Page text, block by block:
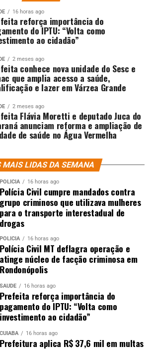
16 horas ago
reforça importância do
do IPTU: “Volta como
ao cidadão”
2 meses ago
conhece nova unidade do Sesc e
que amplia acesso a saúde,
e lazer em Várzea Grande
2 meses ago
Flávia Moretti e deputado Juca do
anunciam reforma e ampliação de
de saúde no Água Vermelha
MAIS LIDAS DA SEMANA
POLÍCIA 16 horas ago
Polícia Civil cumpre mandados contra
grupo criminoso que utilizava mulheres
para o transporte interestadual de
drogas
POLÍCIA 16 horas ago
Polícia Civil MT deflagra operação e
atinge núcleo de facção criminosa em
Rondonópolis
SAÚDE 16 horas ago
Prefeita reforça importância do
pagamento do IPTU: “Volta como
investimento ao cidadão”
CUIABÁ 16 horas ago
Prefeitura aplica R$ 37,6 mil em multas